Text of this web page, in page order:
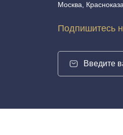
Москва,
Подпишитесь